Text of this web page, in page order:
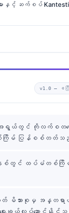
းနှင့် ဆက်စပ် Kantesti
v1.0 — ဧ
အရွယ်တွင် ကိုလက်စတရေ
စ်ကြိမ် ပြန်စစ်တတ်သ
စ်တွင် ထပ်မံတစ်ကြိ
ဟုတ် မိသားစုမှ အန္တရာ
းချယ်လုပ်ဆောင်နိုင်သ